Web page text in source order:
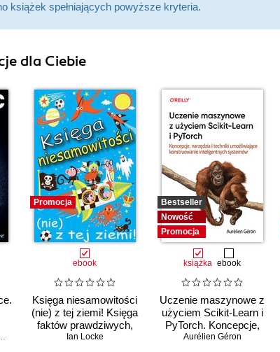
książek spełniających powyższe kryteria.
dla Ciebie
Promocja
ebook
Księga niesamowitości
(nie) z tej ziemi! Księga
faktów prawdziwych,
choć niezwykłych
Ian Locke
Bestseller
Nowość
Promocja
książka ebook
Uczenie maszynowe z
użyciem Scikit-Learn i
PyTorch. Koncepcje,
narzędzia i techniki
Aurélien Géron